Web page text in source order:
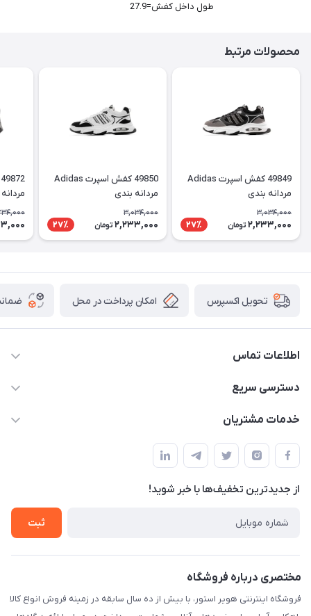
طول داخل کفش=27.9
محصولات مرتبط
49849 کفش اسپرت Adidas
مردانه بندی
3,034,000
2,233,000 تومان 27٪
49850 کفش اسپرت Adidas
مردانه بندی
3,034,000
2,233,000 تومان 27٪
تحویل اکسپرس امکان پرداخت در محل
اطلاعات تماس
05191001370
دسترسی سریع
حساب کاربری
لیست محصولات
درباره ما
خدمات مشتریان
پیگیری سفارش
قوانین و مقرارت
حریم خصوصی
راهنما
از جدید‌ترین تخفیف‌ها با‌ خبر شوید!
ثبت
مختصری درباره فروشگاه
فروشگاه اینترنتی هویر استور، با بیش از ده سال سابقه در زمینه فروش انواع کالا